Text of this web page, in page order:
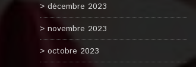
décembre 2023
novembre 2023
octobre 2023